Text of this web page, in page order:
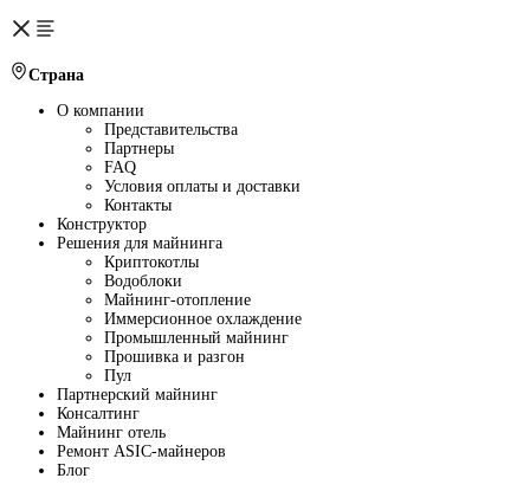
Страна
О компании
Представительства
Партнеры
FAQ
Условия оплаты и доставки
Контакты
Конструктор
Решения для майнинга
Криптокотлы
Водоблоки
Майнинг-отопление
Иммерсионное охлаждение
Промышленный майнинг
Прошивка и разгон
Пул
Партнерский майнинг
Консалтинг
Майнинг отель
Ремонт ASIC-майнеров
Блог